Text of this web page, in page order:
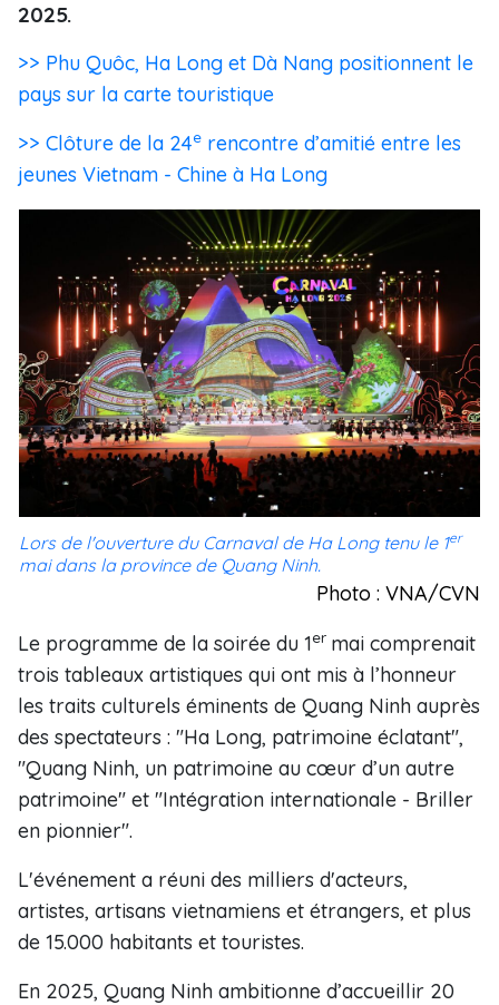
2025.
>> Phu Quôc, Ha Long et Dà Nang positionnent le
pays sur la carte touristique
>> Clôture de la 24e rencontre d’amitié entre les
jeunes Vietnam - Chine à Ha Long
Lors de l'ouverture du Carnaval de Ha Long tenu le 1er
mai dans la province de Quang Ninh.
Photo : VNA/CVN
Le programme de la soirée du 1er mai comprenait
trois tableaux artistiques qui ont mis à l’honneur
les traits culturels éminents de Quang Ninh auprès
des spectateurs : "Ha Long, patrimoine éclatant",
"Quang Ninh, un patrimoine au cœur d’un autre
patrimoine" et "Intégration internationale - Briller
en pionnier".
L'événement a réuni des milliers d'acteurs,
artistes, artisans vietnamiens et étrangers, et plus
de 15.000 habitants et touristes.
En 2025, Quang Ninh ambitionne d’accueillir 20